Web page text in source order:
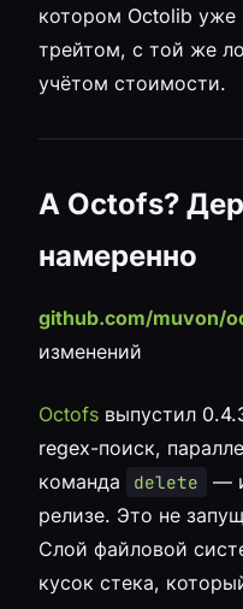
котором Octolib уже
трейтом, с той же
учётом стоимости.
А Octofs?
намеренно
github.com/muvon/
изменений
Octofs выпустил
regex-поиск,
команда
delete
—
релизе. Это не
Слой файловой
кусок стека,